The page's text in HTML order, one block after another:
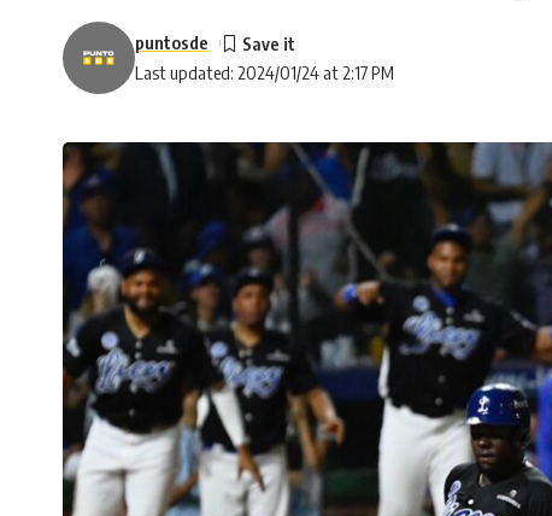
Last updated: 2024/01/24 at 2:17 PM
puntosde